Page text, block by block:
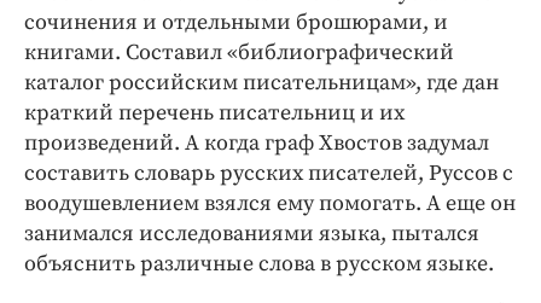
сочинения и отдельными брошюрами, и
книгами. Составил «библиографический
каталог российским писательницам», где дан
краткий перечень писательниц и их
произведений. А когда граф Хвостов задумал
составить словарь русских писателей, Руссов с
воодушевлением взялся ему помогать. А еще он
занимался исследованиями языка, пытался
объяснить различные слова в русском языке.